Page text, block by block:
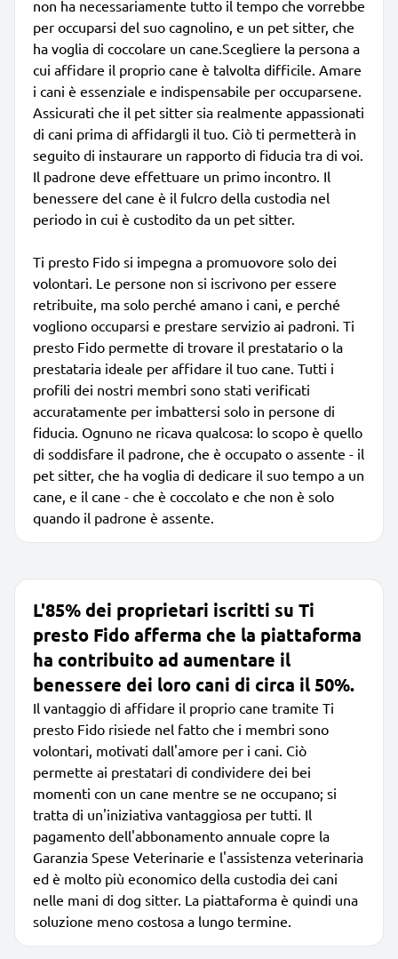
non ha necessariamente tutto il tempo che vorrebbe
per occuparsi del suo cagnolino, e un pet sitter, che
ha voglia di coccolare un cane.Scegliere la persona a
cui affidare il proprio cane è talvolta difficile. Amare
i cani è essenziale e indispensabile per occuparsene.
Assicurati che il pet sitter sia realmente appassionati
di cani prima di affidargli il tuo. Ciò ti permetterà in
seguito di instaurare un rapporto di fiducia tra di voi.
Il padrone deve effettuare un primo incontro. Il
benessere del cane è il fulcro della custodia nel
periodo in cui è custodito da un pet sitter.
Ti presto Fido si impegna a promuovore solo dei
volontari. Le persone non si iscrivono per essere
retribuite, ma solo perché amano i cani, e perché
vogliono occuparsi e prestare servizio ai padroni. Ti
presto Fido permette di trovare il prestatario o la
prestataria ideale per affidare il tuo cane. Tutti i
profili dei nostri membri sono stati verificati
accuratamente per imbattersi solo in persone di
fiducia. Ognuno ne ricava qualcosa: lo scopo è quello
di soddisfare il padrone, che è occupato o assente - il
pet sitter, che ha voglia di dedicare il suo tempo a un
cane, e il cane - che è coccolato e che non è solo
quando il padrone è assente.
L'85% dei proprietari iscritti su Ti
presto Fido afferma che la piattaforma
ha contribuito ad aumentare il
benessere dei loro cani di circa il 50%.
Il vantaggio di affidare il proprio cane tramite Ti
presto Fido risiede nel fatto che i membri sono
volontari, motivati dall'amore per i cani. Ciò
permette ai prestatari di condividere dei bei
momenti con un cane mentre se ne occupano; si
tratta di un'iniziativa vantaggiosa per tutti. Il
pagamento dell'abbonamento annuale copre la
Garanzia Spese Veterinarie e l'assistenza veterinaria
ed è molto più economico della custodia dei cani
nelle mani di dog sitter. La piattaforma è quindi una
soluzione meno costosa a lungo termine.